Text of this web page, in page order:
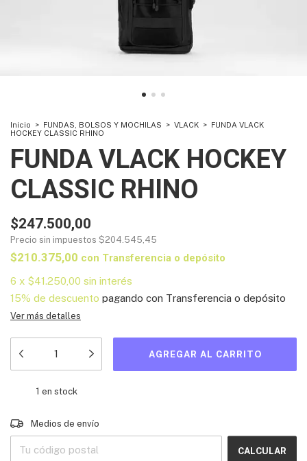
Inicio > FUNDAS, BOLSOS Y MOCHILAS > VLACK > FUNDA VLACK
HOCKEY CLASSIC RHINO
FUNDA VLACK HOCKEY
CLASSIC RHINO
$247.500,00
Precio sin impuestos $204.545,45
$210.375,00 con Transferencia o depósito
6 x $41.250,00 sin interés
15% de descuento pagando con Transferencia o depósito
Ver más detalles
1 en stock
Entregas para el CP:
Medios de envío
CALCULAR